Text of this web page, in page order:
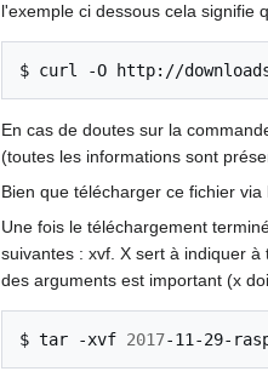
l'exemple ci dessous cela signifie
$ curl -O
En cas de doutes sur la
(toutes les informations sont
Bien que télécharger ce fichier
Une fois le téléchargement
suivantes : xvf. X sert à indiquer
des arguments est important (x
$ tar -xvf 2017